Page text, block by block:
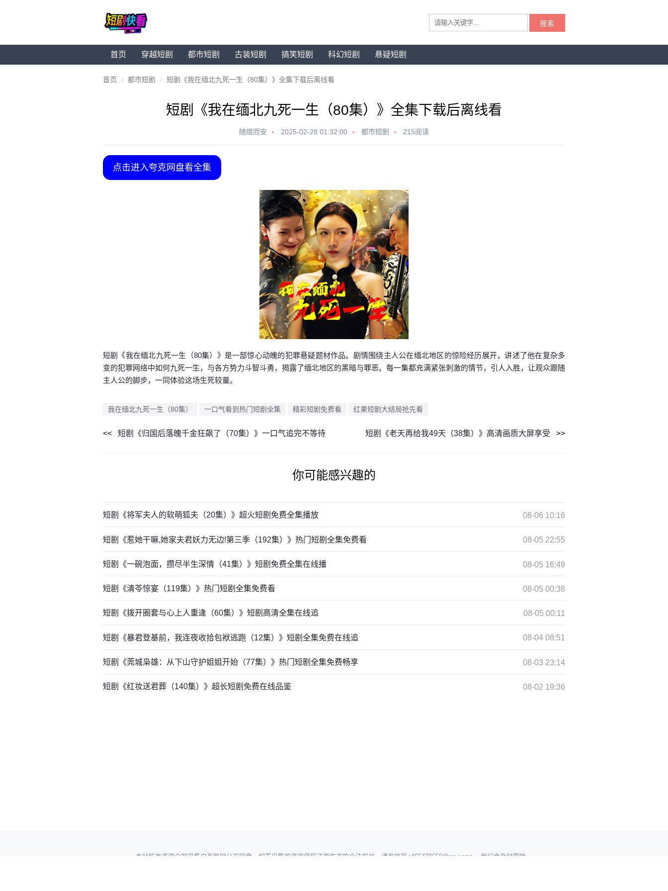
搜索
首页 穿越短剧 都市短剧 古装短剧 搞笑短剧 科幻短剧 悬疑短剧
首页 都市短剧 短剧《我在缅北九死一生（80集）》全集下载后离线看
短剧《我在缅北九死一生（80集）》全集下载后离线看
随煜而安 2025-02-28 01:32:00 都市短剧 215阅读
点击进入夸克网盘看全集
短剧《我在缅北九死一生（80集）》是一部惊心动魄的犯罪悬疑题材作品。剧情围绕主人公在缅北地区的惊险经历展开，讲述了他在复杂多
变的犯罪网络中如何九死一生，与各方势力斗智斗勇，揭露了缅北地区的黑暗与罪恶。每一集都充满紧张刺激的情节，引人入胜，让观众跟随
主人公的脚步，一同体验这场生死较量。
我在缅北九死一生（80集） 一口气看到热门短剧全集 精彩短剧免费看 红果短剧大结局抢先看
短剧《归国后落魄千金狂飙了（70集）》一口气追完不等待 短剧《老天再给我49天（38集）》高清画质大屏享受
你可能感兴趣的
短剧《将军夫人的软萌狐夫（20集）》超火短剧免费全集播放 08-06 10:16
短剧《惹她干嘛,她家夫君妖力无边!第三季（192集）》热门短剧全集免费看 08-05 22:55
短剧《一碗泡面，攒尽半生深情（41集）》短剧免费全集在线播 08-05 16:49
短剧《清苓惊宴（119集）》热门短剧全集免费看 08-05 00:38
短剧《拨开圈套与心上人重逢（60集）》短剧高清全集在线追 08-05 00:11
短剧《暴君登基前，我连夜收拾包袱逃跑（12集）》短剧全集免费在线追 08-04 08:51
短剧《莞城枭雄：从下山守护姐姐开始（77集）》热门短剧全集免费畅享 08-03 23:14
短剧《红妆送君葬（140集）》超长短剧免费在线品鉴 08-02 19:36
本站所有资源全部采集自互联网公开网盘，如若采集的资源侵犯了原作者的合法权益，请发信至<465478659@qq.com>，我们会及时删除。